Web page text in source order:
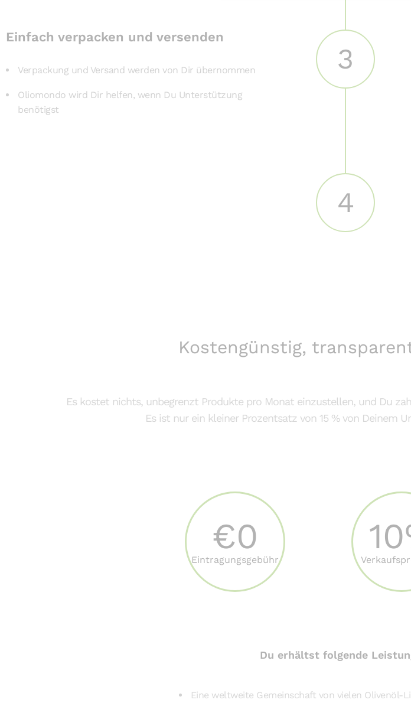
3
Einfach verpacken und versenden
Verpackung und Versand werden von Dir übernommen
Oliomondo wird Dir helfen, wenn Du Unterstützung
benötigst
4
Kostengünstig,
Es kostet nichts, unbegrenzt Produkte pro Monat einzustellen, und Du
Es ist nur ein kleiner Prozentsatz von 15 % von Deinem
€0
Eintragungsgebühr
Du erhältst folgende
Eine weltweite Gemeinschaft von vielen Olivenöl-